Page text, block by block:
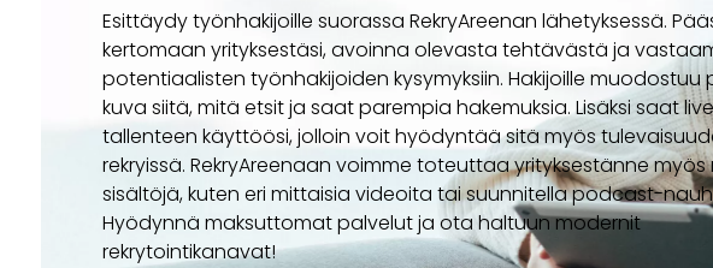
Esittäydy työnhakijoille suorassa RekryAreenan lähetyksessä.
kertomaan yrityksestäsi, avoinna olevasta tehtävästä ja
potentiaalisten työnhakijoiden kysymyksiin. Hakijoille muodostuu
kuva siitä, mitä etsit ja saat parempia hakemuksia. Lisäksi saat
tallenteen käyttöösi, jolloin voit hyödyntää sitä myös
rekryissä. RekryAreenaan voimme toteuttaa yrityksestänne myös
sisältöjä, kuten eri mittaisia videoita tai suunnitella podcast-
Hyödynnä maksuttomat palvelut ja ota haltuun modernit
rekrytointikanavat!